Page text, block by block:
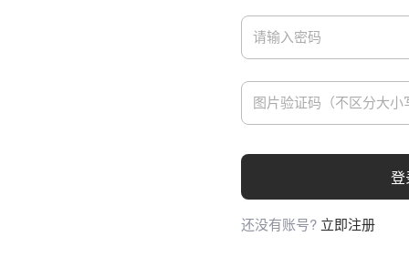
登
还没有账号? 立即注册